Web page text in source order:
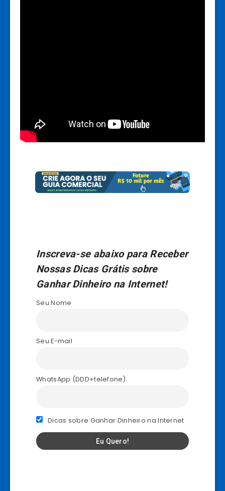
Inscreva-se abaixo para Receber
Nossas Dicas Grátis sobre
Ganhar Dinheiro na Internet!
Seu Nome
Seu E-mail
WhatsApp (DDD+telefone)
Dicas sobre Ganhar Dinheiro na Internet